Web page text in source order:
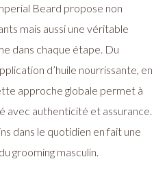
Beard propose non
mais aussi une véritable
dans chaque étape. Du
d’huile nourrissante, en
approche globale permet à
avec authenticité et assurance.
dans le quotidien en fait une
grooming masculin.